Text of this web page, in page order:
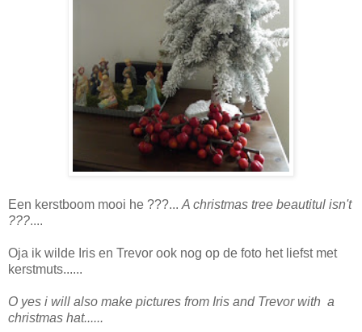
Een kerstboom mooi he ???... A christmas tree beautitul isn't
???....
Oja ik wilde Iris en Trevor ook nog op de foto het liefst met
kerstmuts......
O yes i will also make pictures from Iris and Trevor with a
christmas hat......